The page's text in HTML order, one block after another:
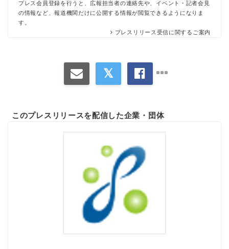
プレス会員登録を行うと、広報担当者の連絡先や、イベント・記者会見
の情報など、報道機関だけに公開する情報が閲覧できるようになりま
す。
プレスリリース受信に関するご案内
このプレスリリースを配信した企業・団体